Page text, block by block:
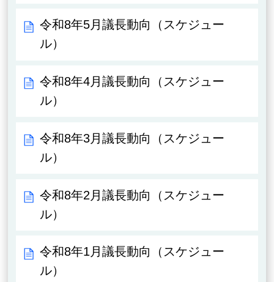
令和8年5月議長動向（スケジュー
ル）
令和8年4月議長動向（スケジュー
ル）
令和8年3月議長動向（スケジュー
ル）
令和8年2月議長動向（スケジュー
ル）
令和8年1月議長動向（スケジュー
ル）